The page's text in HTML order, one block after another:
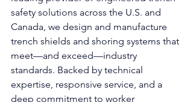
safety solutions across the U.S. and
Canada, we design and manufacture
trench shields and shoring systems that
meet—and exceed—industry
standards. Backed by technical
expertise, responsive service, and a
deep commitment to worker